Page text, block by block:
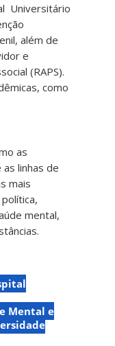
Universitário
além de
e
(RAPS).
como
as
linhas de
mais
mental,
Mental e